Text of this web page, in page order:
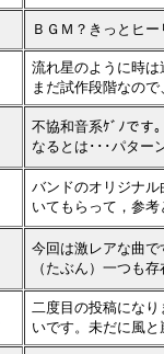
ＢＧＭ？きっとヒ
流れ星のように時
まだ試作段階なの
不協和音系ｹﾞﾉです
なるとは･･･パター
バンドのオリジナ
いてもらって，参
今回は激レアな曲
（たぶん）一つも
二度目の投稿にな
いです。未だに風